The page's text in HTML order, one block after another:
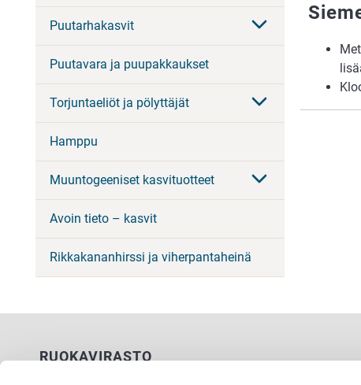
Puutarhakasvit
Puutavara ja puupakkaukset
Torjuntaeliöt ja pölyttäjät
Hamppu
Muuntogeeniset kasvituotteet
Avoin tieto – kasvit
Rikkakananhirssi ja viherpantaheinä
RUOKAVIRASTO